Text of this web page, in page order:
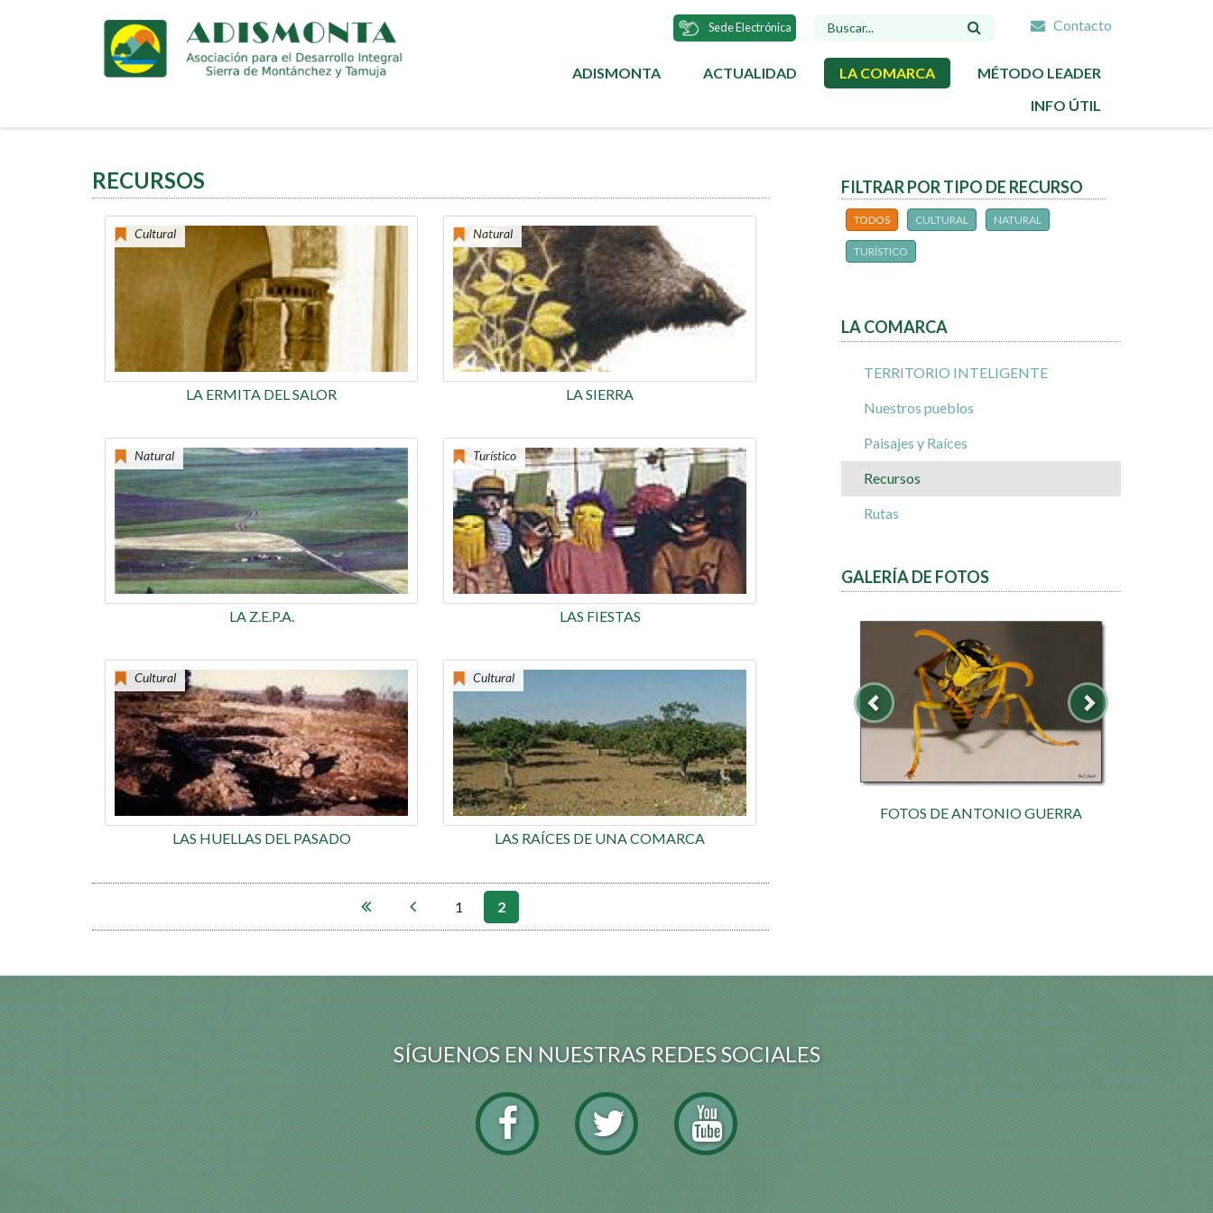
Contacto
DE
Sede Electrónica
ADISMONTA ACTUALIDAD LA COMARCA
MÉTODO LEADER
INFO ÚTIL
RECURSOS
Cultural
LA ERMITA DEL SALOR
Natural
LA SIERRA
Natural
LA Z.E.P.A.
Turístico
LAS FIESTAS
Cultural
LAS HUELLAS DEL PASADO
Cultural
LAS RAÍCES DE UNA COMARCA
PÁGINAS
1 2
FILTRAR POR TIPO DE RECURSO
TODOS CULTURAL NATURAL
TURÍSTICO
LA COMARCA
TERRITORIO INTELIGENTE
Nuestros pueblos
Paisajes y Raíces
Recursos
Rutas
GALERÍA DE FOTOS
FOTOS DE ANTONIO GUERRA
SÍGUENOS EN NUESTRAS REDES SOCIALES